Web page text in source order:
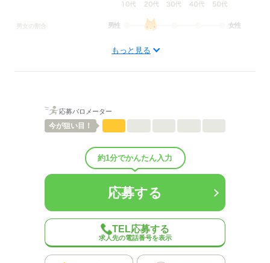
男性 女性
ひとりで
製造部でのお仕事です。
10人
メーカー関連
応募する
もっと見る
応募バロメーター
今が狙い目！
約1分でかんたん入力
応募する
TEL応募する
求人先の電話番号を表示